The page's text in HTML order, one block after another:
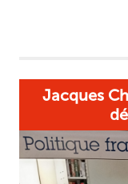
Jacques